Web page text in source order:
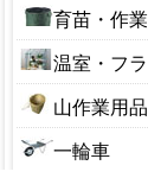
溝そうじ器
十能・火ばさ
鶴嘴(ツルハシ)
砥石(園芸用)
楔(くさび)
550型サイズ
650型サイズ
3号サイズ
4号サイズ
荒縄・こも
収穫コンテナ
収穫袋
生ゴミ処理
その他
ひしゃく・ロ
ホースバンド
ローリータン
精米機・脱穀
草焼きバーナ
防鳥用品
硫黄合剤・マ
ビニールシー
ブルーシート
園芸ネット
保温資材・寒
防草シート
育苗・作
あぜ波
ガーデンチェ
ハウス部品
バスケット
温室・フ
ビニール温室
アルミ温室
フラワースタ
山作業用品
熊よけ鈴
一輪車